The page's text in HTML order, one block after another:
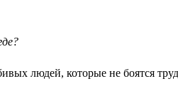
людей, которые не боятся